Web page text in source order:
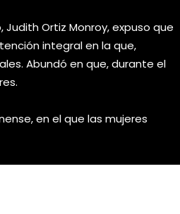
Ortiz Monroy, expuso que
integral en la que,
Abundó en que, durante el
en el que las mujeres